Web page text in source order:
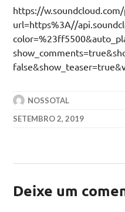
https://
url=https%3A//
NOSSOTAL
SETEMBRO 2, 2019
Deixe um